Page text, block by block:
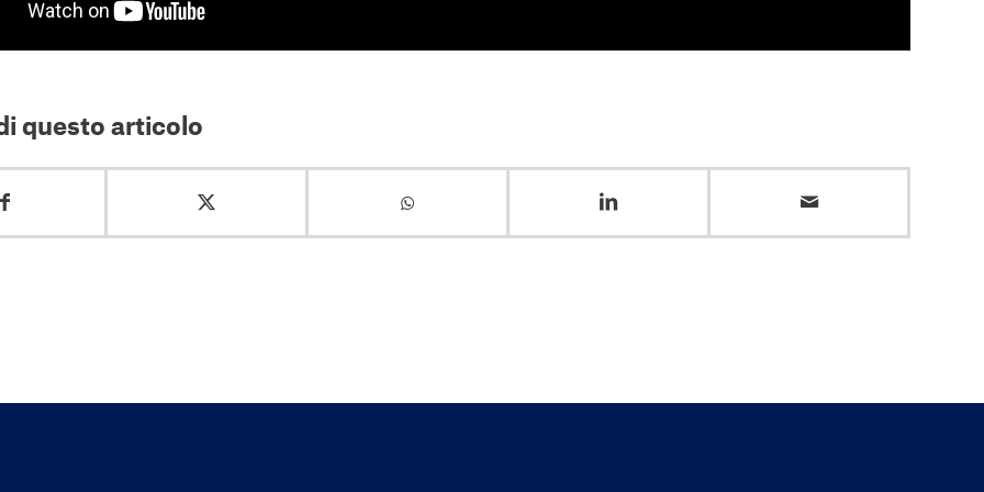
questo articolo